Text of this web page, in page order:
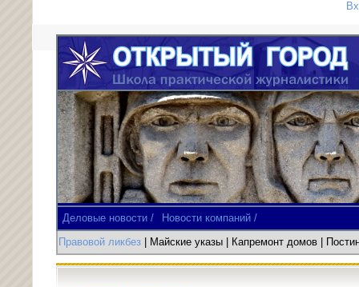
Деловые новости /
Новости компаний /
Правовой ликбез
| Майские указы Капремонт домов |